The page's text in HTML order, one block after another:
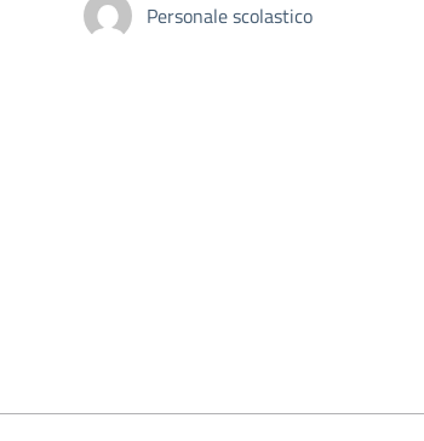
Personale scolastico